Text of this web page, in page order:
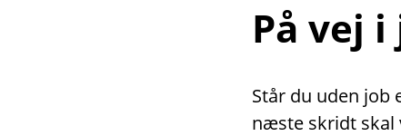
På vej
Står du uden job
næste skridt skal